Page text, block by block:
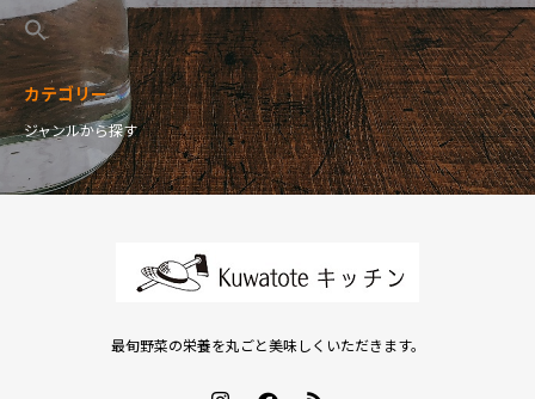
カテゴリー
ジャンルから探す
最旬野菜の栄養を丸ごと美味しくいただきます。